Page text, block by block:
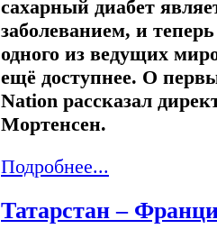
сахарный диабет
заболеванием, и
одного из ведущих
ещё доступнее. О
Nation рассказал
Мортенсен.
Подробнее...
Татарстан –